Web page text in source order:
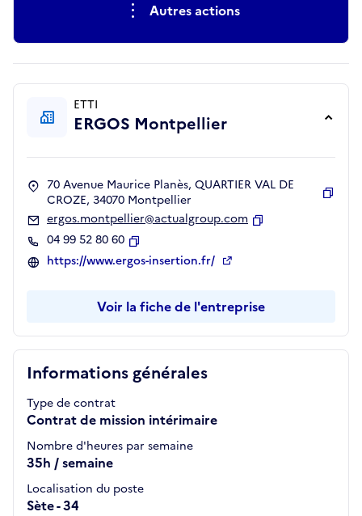
Autres actions
Informations générales
Type de contrat
Contrat de mission intérimaire
Nombre d'heures par semaine
35h / semaine
Localisation du poste
Sète - 34
ETTI
ERGOS Montpellier
70 Avenue Maurice Planès, QUARTIER VAL DE
CROZE, 34070 Montpellier
ergos.montpellier@actualgroup.com
04 99 52 80 60
Copier
https://www.ergos-insertion.fr/
Voir la fiche de l'entreprise